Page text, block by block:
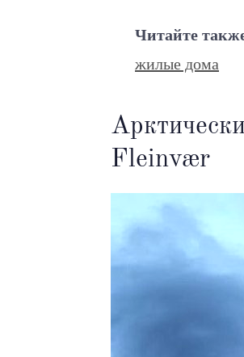
Читайте
жилые дома
Fleinvær